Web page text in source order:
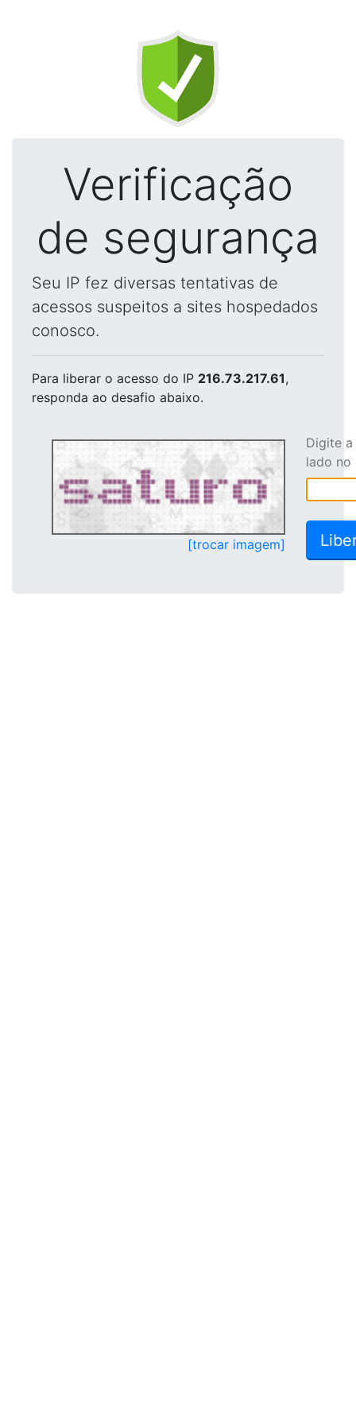
Verificação
de segurança
Seu IP fez diversas tentativas de
acessos suspeitos a sites hospedados
conosco.
Para liberar o acesso do IP 216.73.217.61,
responda ao desafio abaixo.
[trocar imagem]
Digite
lado no